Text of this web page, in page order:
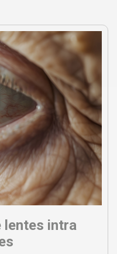
lentes intra